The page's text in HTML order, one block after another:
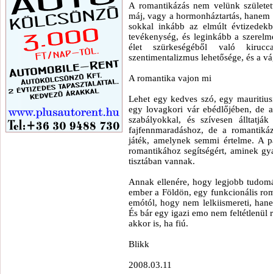
A romantikázás nem velünk
máj, vagy a hormonháztartás,
sokkal inkább az elmúlt
tevékenység, és leginkább a
élet szürkeségéből való
szentimentalizmus lehetősége, és a
A romantika vajon mi
Lehet egy kedves szó, egy
egy lovagkori vár ebédlőjében, de
szabályokkal, és szívesen
fajfennmaradáshoz, de a
játék, amelynek semmi értelme. A
romantikához segítségért, aminek
tisztában vannak.
Annak ellenére, hogy legjobb
ember a Földön, egy funkcionális
emótól, hogy nem lelkiismereti,
És bár egy igazi emo nem
akkor is, ha fiú.
Blikk
2008.03.11